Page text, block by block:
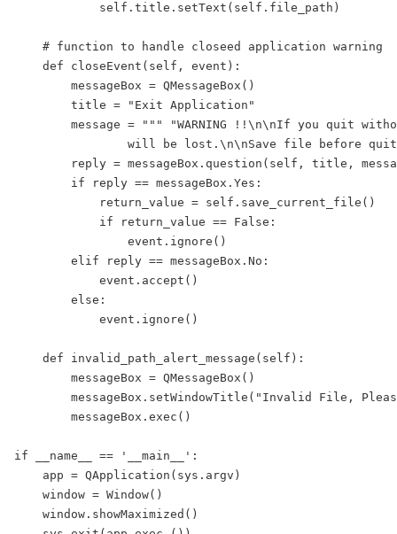
            self.title.setText(self.file_path)
    # function to handle closeed application warning
    def closeEvent(self, event):
        messageBox = QMessageBox()
        title = "Exit Application"
message = """ "WARNING !!\n\nIf you quit
will be lost.\n\nSave file before
reply = messageBox.question(self, title,
        if reply == messageBox.Yes:
            return_value = self.save_current_file()
            if return_value == False:
                event.ignore()
        elif reply == messageBox.No:
            event.accept()
        else:
            event.ignore()
    def invalid_path_alert_message(self):
        messageBox = QMessageBox()
messageBox.setWindowTitle("Invalid File,
        messageBox.exec()
if __name__ == '__main__':
    app = QApplication(sys.argv)
    window = Window()
    window.showMaximized()